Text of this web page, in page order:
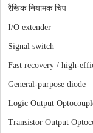
रैखिक नियामक चिप
I/O extender
Signal switch
Fast recovery / high-
General-purpose diode
Logic Output
Transistor Output